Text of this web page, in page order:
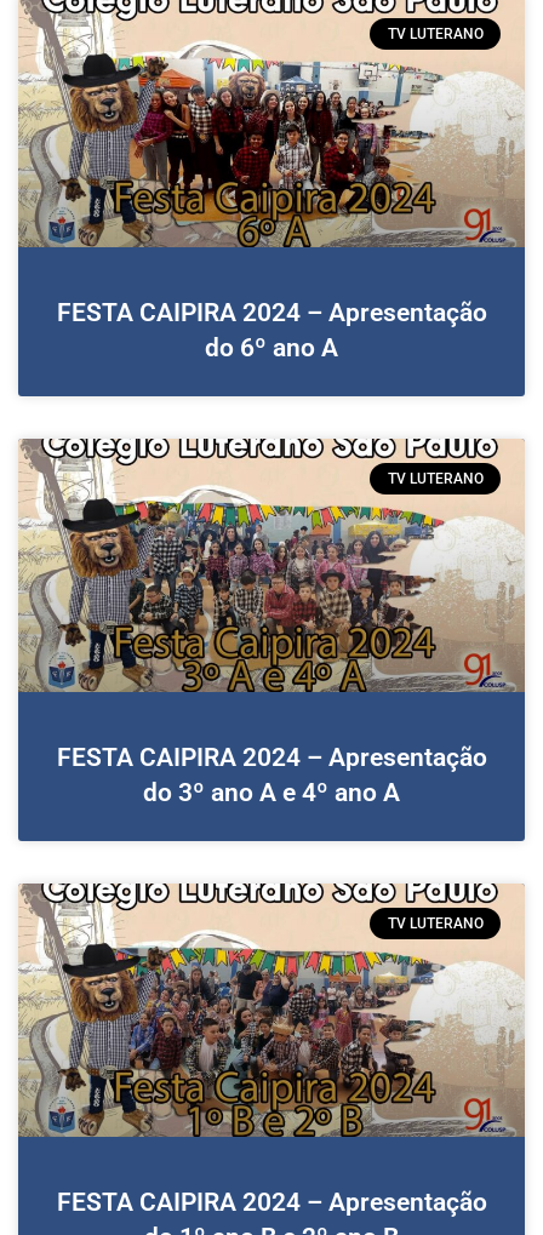
TV LUTERANO
FESTA CAIPIRA 2024 – Apresentação
do 6º ano A
TV LUTERANO
FESTA CAIPIRA 2024 – Apresentação
do 3º ano A e 4º ano A
TV LUTERANO
FESTA CAIPIRA 2024 – Apresentação